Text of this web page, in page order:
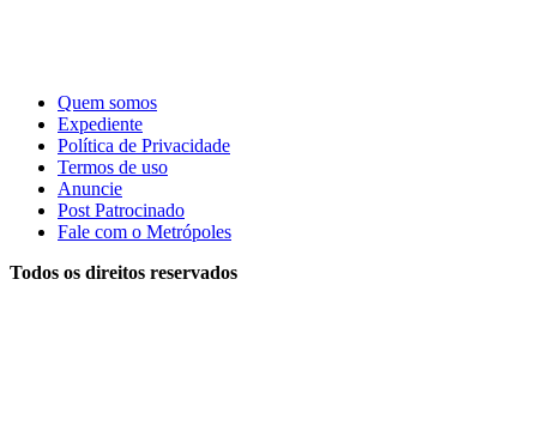
Quem somos
Expediente
Política de Privacidade
Termos de uso
Anuncie
Post Patrocinado
Fale com o Metrópoles
Todos os direitos reservados